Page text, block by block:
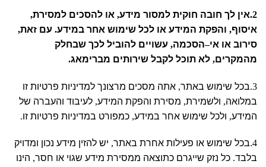
2. אין לך חובה חוקית למסור מידע, או להסכים למסירת,
איסוף, והפקת המידע או לכל שימוש אחר במידע. עם זאת,
סירוב או אי–הסכמה, עשויים להוביל לכך שבחלק
מהמקרים, לא תוכל לקבל שירותים מברימאג.
3. בכל שימוש באתר, אתה מסכים מרצונך למדיניות פרטיות זו
במלואה, ולשמירת, מסירת והפקת המידע, לעיבוד והעברה של
המידע, ולכל שימוש אחר במידע, כמפורט במדיניות פרטיות זו.
4. בכל שימוש או פעילות אחרת באתר, יש להזין מידע נכון ומדויק
בלבד. כל נזק שייגרם כתוצאה ממסירת מידע שגוי או חסר, הינו